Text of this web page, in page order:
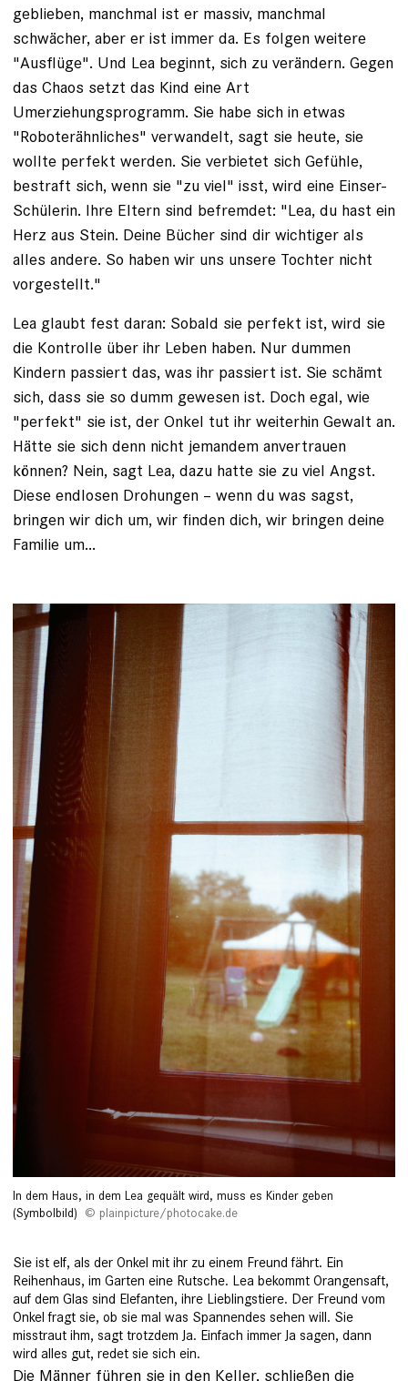
geblieben, manchmal ist er massiv, manchmal
schwächer, aber er ist immer da. Es folgen weitere
"Ausflüge". Und Lea beginnt, sich zu verändern. Gegen
das Chaos setzt das Kind eine Art
Umerziehungsprogramm. Sie habe sich in etwas
"Roboterähnliches" verwandelt, sagt sie heute, sie
wollte perfekt werden. Sie verbietet sich Gefühle,
bestraft sich, wenn sie "zu viel" isst, wird eine Einser-
Schülerin. Ihre Eltern sind befremdet: "Lea, du hast ein
Herz aus Stein. Deine Bücher sind dir wichtiger als
alles andere. So haben wir uns ­unsere Tochter nicht
vorgestellt."
Lea glaubt fest daran: Sobald sie perfekt ist, wird sie
die Kontrolle über ihr Leben haben. Nur dummen
Kindern passiert das, was ihr passiert ist. Sie schämt
sich, dass sie so dumm gewesen ist. Doch egal, wie
"perfekt" sie ist, der Onkel tut ihr weiterhin Gewalt an.
Hätte sie sich denn nicht jemandem anvertrauen
können? Nein, sagt Lea, dazu hatte sie zu viel Angst.
Diese endlosen Drohungen – wenn du was sagst,
bringen wir dich um, wir finden dich, wir bringen deine
Familie um...
In dem Haus, in dem Lea gequält wird, muss es Kinder geben
(Symbolbild)
plainpicture/photocake.de
Sie ist elf, als der Onkel mit ihr zu einem Freund fährt. Ein
Reihenhaus, im Garten eine Rutsche. Lea bekommt Orangensaft,
auf dem Glas sind Elefanten, ihre Lieblingstiere. Der Freund vom
Onkel fragt sie, ob sie mal was Spannendes sehen will. Sie
misstraut ihm, sagt trotzdem Ja. Einfach immer Ja sagen, dann
wird alles gut, redet sie sich ein.
Die Männer führen sie in den ­Keller, schließen die